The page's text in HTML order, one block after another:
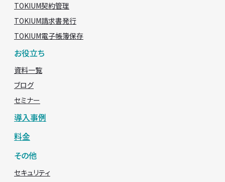
TOKIUM契約管理
TOKIUM請求書発行
TOKIUM電子帳簿保存
お役立ち
資料一覧
ブログ
セミナー
導入事例
料金
その他
セキュリティ